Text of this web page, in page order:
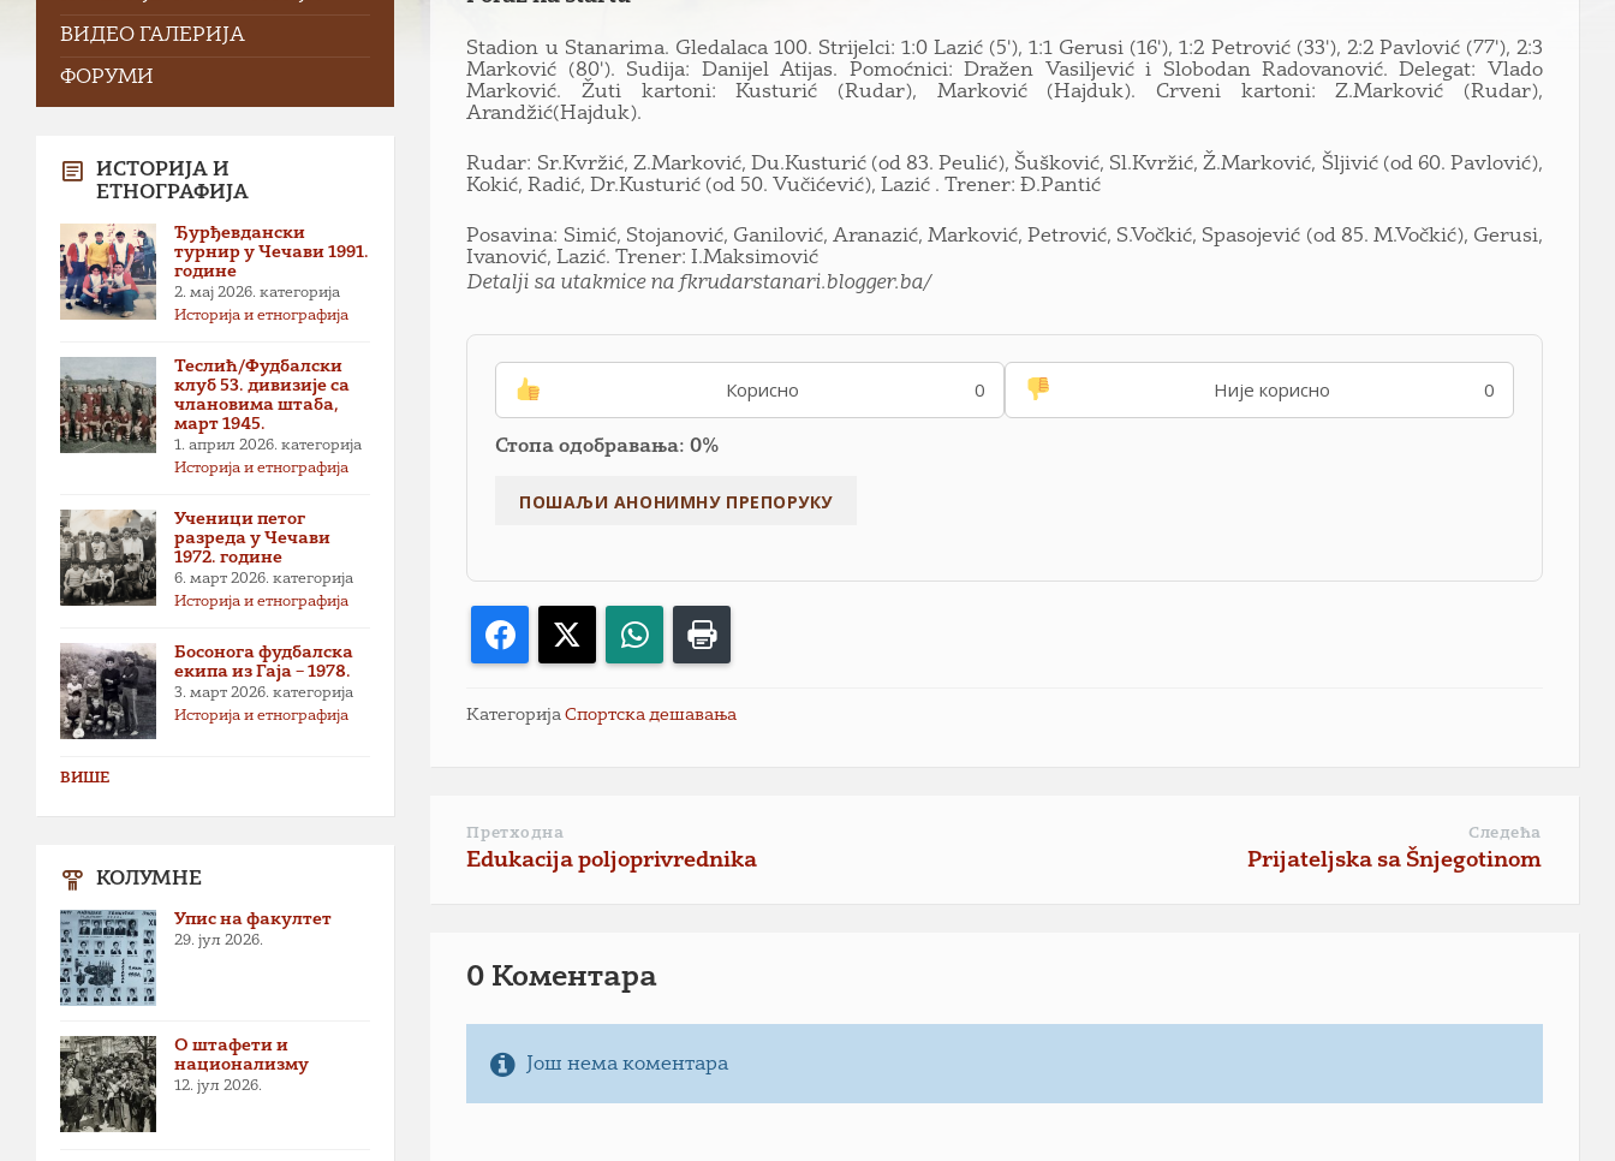
Stadion u Stanarima. Gledalaca 100. Strijelci: 1:0 Lazić (5'), 1:1 Gerusi (16'), 1:2 Petrović (33'), 2:2 Pavlović (77'), 2:3
Marković (80'). Sudija: Danijel Atijas. Pomoćnici: Dražen Vasiljević i Slobodan Radovanović. Delegat: Vlado
Marković. Žuti kartoni: Kusturić (Rudar), Marković (Hajduk). Crveni kartoni: Z.Marković (Rudar),
Arandžić(Hajduk).
Rudar: Sr.Kvržić, Z.Marković, Du.Kusturić (od 83. Peulić), Šušković, Sl.Kvržić, Ž.Marković, Šljivić (od 60. Pavlović),
Kokić, Radić, Dr.Kusturić (od 50. Vučićević), Lazić . Trener: Đ.Pantić
Posavina: Simić, Stojanović, Ganilović, Aranazić, Marković, Petrović, S.Vočkić, Spasojević (od 85. M.Vočkić), Gerusi,
Ivanović, Lazić. Trener: I.Maksimović
Detalji sa utakmice na fkrudarstanari.blogger.ba/
Корисно 0 Није корисно 0
Стопа одобравања: 0%
Facebook WhatsApp
КатегоријаСпортска дешавања
Претходна
Edukacija poljoprivrednika
Следећа
Prijateljska sa Šnjegotinom
0 Коментарa
Још нема коментара
ВИДЕО ГАЛЕРИЈА
ФОРУМИ
ИСТОРИЈА И
ЕТНОГРАФИЈА
Ђурђевдански
турнир у Чечави 1991.
године
2. мај 2026. категорија
Историја и етнографија
Теслић/Фудбалски
клуб 53. дивизије са
члановима штаба,
март 1945.
1. април 2026. категорија
Историја и етнографија
Ученици петог
разреда у Чечави
1972. године
6. март 2026. категорија
Историја и етнографија
Босонога фудбалска
екипа из Гаја – 1978.
3. март 2026. категорија
Историја и етнографија
ВИШЕ
КОЛУМНЕ
Упис на факултет
29. јул 2026.
О штафети и
национализму
12. јул 2026.